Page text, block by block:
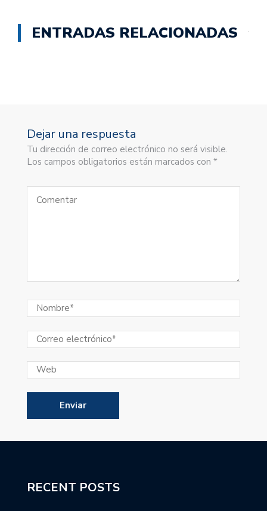
ENTRADAS RELACIONADAS
Dejar una respuesta
Tu dirección de correo electrónico no será visible.
Los campos obligatorios están marcados con *
RECENT POSTS